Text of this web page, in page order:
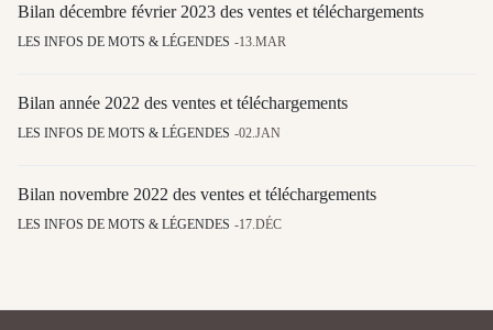
Bilan décembre février 2023 des ventes et téléchargements
LES INFOS DE MOTS & LÉGENDES 13.MAR
Bilan année 2022 des ventes et téléchargements
LES INFOS DE MOTS & LÉGENDES 02.JAN
Bilan novembre 2022 des ventes et téléchargements
LES INFOS DE MOTS & LÉGENDES 17.DÉC